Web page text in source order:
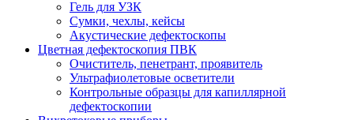
Гель для УЗК
Сумки, чехлы, кейсы
Акустические дефектоскопы
Цветная дефектоскопия ПВК
Очиститель, пенетрант, проявитель
Ультрафиолетовые осветители
Контрольные образцы для капиллярной
дефектоскопии